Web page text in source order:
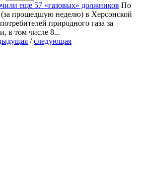
еще 57 «газовых» должников По
прошедшую неделю) в Херсонской
природного газа за
в том числе 8...
/следующая